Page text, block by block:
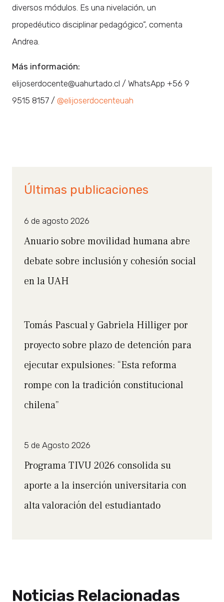
diversos módulos. Es una nivelación, un
propedéutico disciplinar pedagógico”, comenta
Andrea.
Más información:
elijoserdocente@uahurtado.cl / WhatsApp +56 9
9515 8157 / @elijoserdocenteuah
Últimas publicaciones
6 de agosto 2026
Anuario sobre movilidad humana abre
debate sobre inclusión y cohesión social
en la UAH
Tomás Pascual y Gabriela Hilliger por
proyecto sobre plazo de detención para
ejecutar expulsiones: “Esta reforma
rompe con la tradición constitucional
chilena”
5 de Agosto 2026
Programa TIVU 2026 consolida su
aporte a la inserción universitaria con
alta valoración del estudiantado
Noticias Relacionadas